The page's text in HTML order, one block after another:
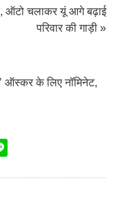
ऑटो चलाकर यूं आगे बढ़ाई
परिवार की गाड़ी »
ऑस्कर के लिए नॉमिनेट,